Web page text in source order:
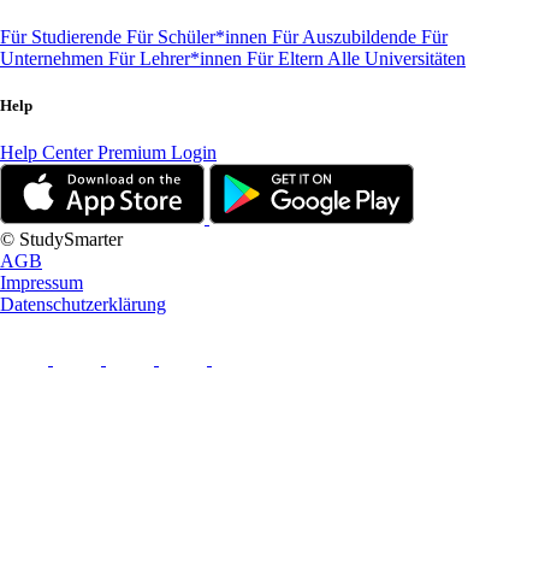
Für Studierende Für Schüler*innen Für Auszubildende Für
Unternehmen Für Lehrer*innen Für Eltern Alle Universitäten
Help
Help CenterPremium Login
© StudySmarter
AGB
Impressum
Datenschutzerklärung